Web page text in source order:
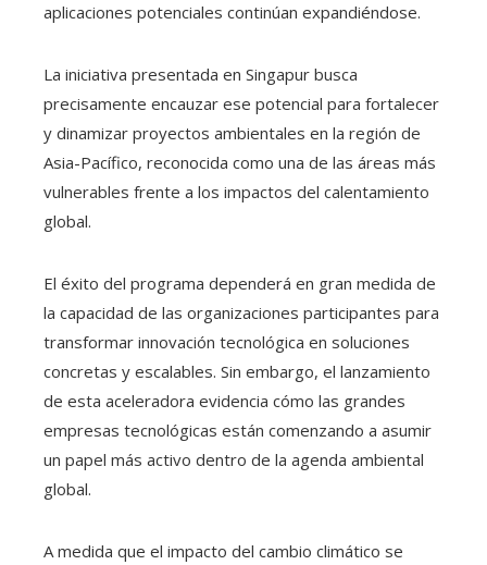
aplicaciones potenciales continúan expandiéndose.
La iniciativa presentada en Singapur busca
precisamente encauzar ese potencial para fortalecer
y dinamizar proyectos ambientales en la región de
Asia-Pacífico, reconocida como una de las áreas más
vulnerables frente a los impactos del calentamiento
global.
El éxito del programa dependerá en gran medida de
la capacidad de las organizaciones participantes para
transformar innovación tecnológica en soluciones
concretas y escalables. Sin embargo, el lanzamiento
de esta aceleradora evidencia cómo las grandes
empresas tecnológicas están comenzando a asumir
un papel más activo dentro de la agenda ambiental
global.
A medida que el impacto del cambio climático se